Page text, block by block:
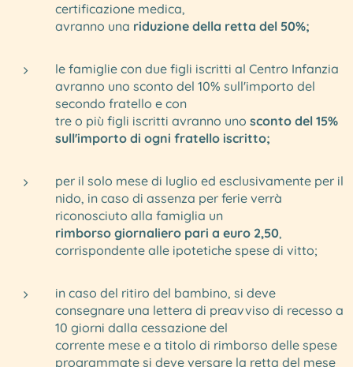
certificazione medica,
avranno una riduzione della retta del 50%;
le famiglie con due figli iscritti al Centro Infanzia
avranno uno sconto del 10% sull'importo del
secondo fratello e con
tre o più figli iscritti avranno uno sconto del 15%
sull'importo di ogni fratello iscritto;
per il solo mese di luglio ed esclusivamente per il
nido, in caso di assenza per ferie verrà
riconosciuto alla famiglia un
rimborso giornaliero pari a euro 2,50,
corrispondente alle ipotetiche spese di vitto;
in caso del ritiro del bambino, si deve
consegnare una lettera di preavviso di recesso a
10 giorni dalla cessazione del
corrente mese e a titolo di rimborso delle spese
programmate si deve versare la retta del mese